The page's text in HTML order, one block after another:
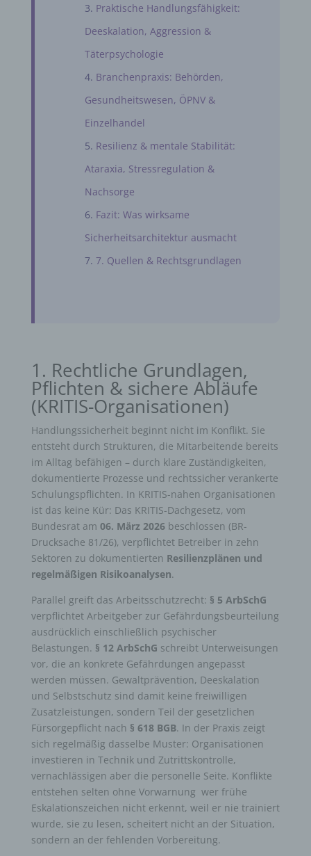
Praktische Handlungsfähigkeit:
Deeskalation, Aggression &
Täterpsychologie
Branchenpraxis: Behörden,
Gesundheitswesen, ÖPNV &
Einzelhandel
Resilienz & mentale Stabilität:
Ataraxia, Stressregulation &
Nachsorge
Fazit: Was wirksame
Sicherheitsarchitektur ausmacht
7. Quellen & Rechtsgrundlagen
1. Rechtliche Grundlagen,
Pflichten & sichere Abläufe
(KRITIS-Organisationen)
Handlungssicherheit beginnt nicht im Konflikt. Sie
entsteht durch Strukturen, die Mitarbeitende bereits
im Alltag befähigen – durch klare Zuständigkeiten,
dokumentierte Prozesse und rechtssicher verankerte
Schulungspflichten. In KRITIS-nahen Organisationen
ist das keine Kür: Das KRITIS-Dachgesetz, vom
Bundesrat am 06. März 2026beschlossen (BR-
Drucksache 81/26), verpflichtet Betreiber in zehn
Sektoren zu dokumentierten Resilienzplänen und
regelmäßigen Risikoanalysen.
Parallel greift das Arbeitsschutzrecht: § 5 ArbSchG
verpflichtet Arbeitgeber zur Gefährdungsbeurteilung
ausdrücklich einschließlich psychischer
Belastungen. § 12 ArbSchG schreibt Unterweisungen
vor, die an konkrete Gefährdungen angepasst
werden müssen. Gewaltprävention, Deeskalation
und Selbstschutz sind damit keine freiwilligen
Zusatzleistungen, sondern Teil der gesetzlichen
Fürsorgepflicht nach § 618 BGB. In der Praxis zeigt
sich regelmäßig dasselbe Muster: Organisationen
investieren in Technik und Zutrittskontrolle,
vernachlässigen aber die personelle Seite. Konflikte
entstehen selten ohne Vorwarnung wer frühe
Eskalationszeichen nicht erkennt, weil er nie trainiert
wurde, sie zu lesen, scheitert nicht an der Situation,
sondern an der fehlenden Vorbereitung.